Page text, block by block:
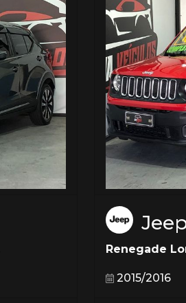
Renegade
2015/2016